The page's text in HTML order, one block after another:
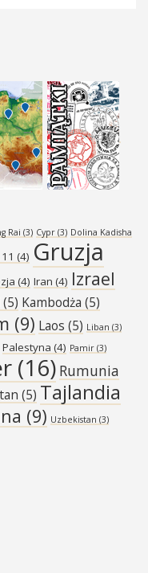
Rai (3) Cypr (3) Dolina Kadisha
(4) Gruzja
(4) Iran (4) Izrael
(5) Kambodża (5)
(9) Laos (5) Liban (3)
Palestyna (4) Pamir (3)
(16) Rumunia
(5) Tajlandia
(9) Uzbekistan (3)